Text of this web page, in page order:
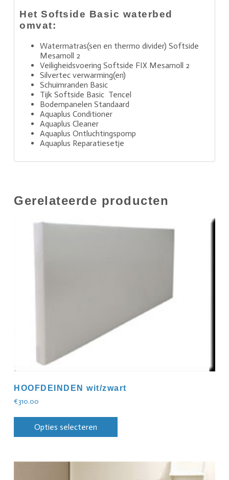
Het Softside Basic waterbed
omvat:
Watermatras(sen en thermo divider) Softside
Mesamoll 2
Veiligheidsvoering Softside FIX Mesamoll 2
Silvertec verwarming(en)
Schuimranden Basic
Tijk Softside Basic Tencel
Bodempanelen Standaard
Aquaplus Conditioner
Aquaplus Cleaner
Aquaplus Ontluchtingspomp
Aquaplus Reparatiesetje
Gerelateerde producten
HOOFDEINDEN wit/zwart
€310.00
Opties selecteren